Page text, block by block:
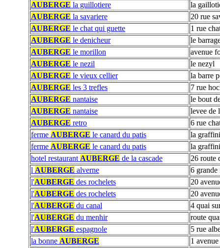
AUBERGE la guillotiere
la
AUBERGE la savariere
20 rue
AUBERGE le chat qui guette
1 rue
AUBERGE le denicheur
le
AUBERGE le morillon
avenue
AUBERGE le nezil
le nezyl
AUBERGE le vieux cellier
la barre
AUBERGE les 3 trefles
7 rue
AUBERGE nantaise
le bout
AUBERGE nantaise
levee de
AUBERGE retro
6 rue
ferme AUBERGE le canard du patis
la
ferme AUBERGE le canard du patis
la
hotel restaurant AUBERGE de la cascade
26 route
l AUBERGE alverne
6 grande
l'AUBERGE des rochelets
20
l'AUBERGE des rochelets
20
l'AUBERGE du canal
4 quai
l'AUBERGE du menhir
route
l'AUBERGE espagnole
5 rue
la bonne AUBERGE
1